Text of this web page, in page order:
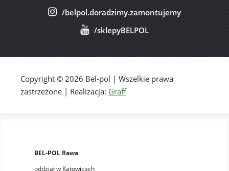
/belpol.doradzimy.zamontujemy
/sklepyBELPOL
Copyright © 2026 Bel-pol | Wszelkie prawa
zastrzeżone | Realizacja: Graff
BEL-POL Rawa
oddział w Katowicach